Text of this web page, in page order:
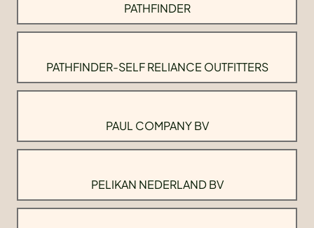
PATHFINDER
PATHFINDER-SELF RELIANCE OUTFITTERS
PAUL COMPANY BV
PELIKAN NEDERLAND BV